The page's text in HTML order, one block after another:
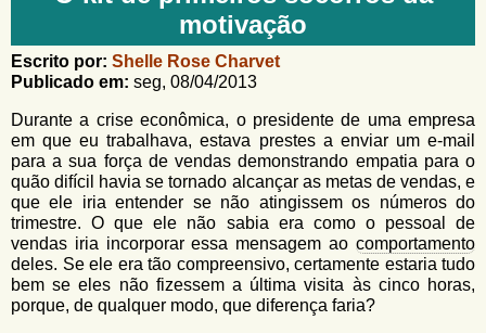
e
n
u
m
l
á
r
i
o
d
i
s
a
o
G
o
l
f
i
n
h
o
motivação
Escrito por: Shelle Rose Charvet
Publicado em: seg, 08/04/2013
Durante a crise econômica, o presidente de uma empresa
em que eu trabalhava, estava prestes a enviar um e-mail
para a sua força de vendas demonstrando empatia para o
quão difícil havia se tornado alcançar as metas de vendas, e
que ele iria entender se não atingissem os números do
trimestre. O que ele não sabia era como o pessoal de
vendas iria incorporar essa mensagem ao comportamento
deles. Se ele era tão compreensivo, certamente estaria tudo
bem se eles não fizessem a última visita às cinco horas,
porque, de qualquer modo, que diferença faria?